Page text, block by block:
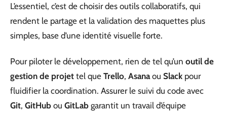
L’essentiel, c’est de choisir des outils collaboratifs, qui
rendent le partage et la validation des maquettes plus
simples, base d’une identité visuelle forte.
Pour piloter le développement, rien de tel qu’un outil de
gestion de projet tel que Trello, Asanaou Slack pour
fluidifier la coordination. Assurer le suivi du code avec
Git, GitHub ou GitLab garantit un travail d’équipe